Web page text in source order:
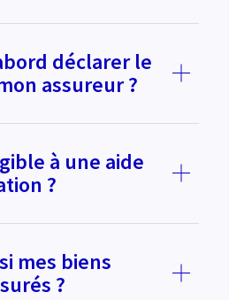
déclarer le
assureur ?
à une aide
?
mes biens
?